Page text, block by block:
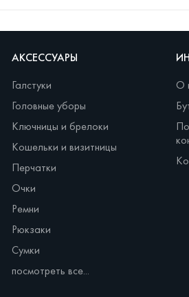
АКСЕССУАРЫ
Галстуки
Головные уборы
Ключницы и брелоки
Кошельки и визитницы
Перчатки
Очки
Ремни
Рюкзаки
Сумки
посмотреть все...
О